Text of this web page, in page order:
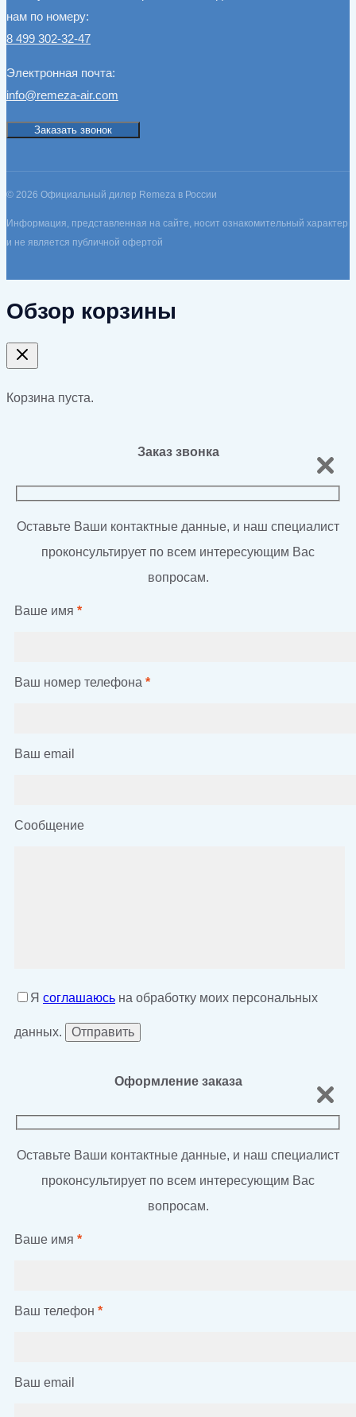
нам по номеру:
8 499 302-32-47
Электронная почта:
info@remeza-air.com
Заказать звонок
© 2026 Официальный дилер Remeza в России
Информация, представленная на сайте, носит ознакомительный характер
и не является публичной офертой
Обзор корзины
Корзина пуста.
Заказ звонка
Оставьте Ваши контактные данные, и наш специалист
проконсультирует по всем интересующим Вас
вопросам.
Ваше имя *
Ваш номер телефона *
Ваш email
Сообщение
Я соглашаюсь на обработку моих персональных
данных.
Оформление заказа
Оставьте Ваши контактные данные, и наш специалист
проконсультирует по всем интересующим Вас
вопросам.
Ваше имя *
Ваш телефон *
Ваш email